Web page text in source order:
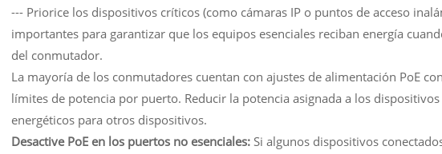
--- Priorice los dispositivos críticos (como cámaras IP o puntos de acceso
importantes para garantizar que los equipos esenciales reciban energía
del conmutador.
La mayoría de los conmutadores cuentan con ajustes de alimentación PoE
límites de potencia por puerto. Reducir la potencia asignada a los
energéticos para otros dispositivos.
Desactive PoE en los puertos no esenciales: Si algunos dispositivos